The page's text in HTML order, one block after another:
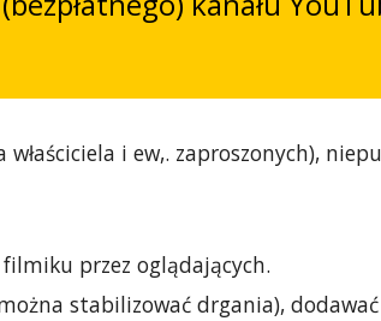
i ew,. zaproszonych),
przez oglądających.
stabilizować drgania),